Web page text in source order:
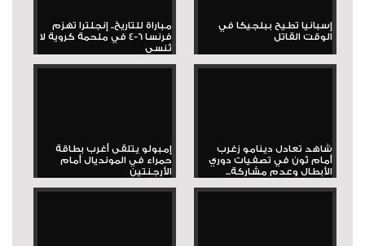
إسبانيا تطيح ببلجيكا في
الوقت القاتل
مباراة للتاريخ.. إنجلترا تهزم
فرنسا 6-4 في ملحمة كروية لا
تُنسى
شاهد تعادل دينامو زغرب
أمام ثون في تصفيات دوري
الأبطال وعدم مشاركة...
إمبولو يتلقى أغرب بطاقة
حمراء في المونديال أمام
الأرجنتين